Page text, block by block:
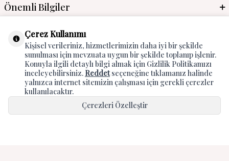
Önemli Bilgiler
Mayo İmalat & Toptan
Global Manufacturer
Adres & İletişim
Çerez Kullanımı
Kişisel verileriniz, hizmetlerimizin daha iyi bir şekilde
sunulması için mevzuata uygun bir şekilde toplanıp işlenir.
Konuyla ilgili detaylı bilgi almak için Gizlilik Politikamızı
inceleyebilirsiniz. Reddetseçeneğine tıklamanız halinde
yalnızca internet sitemizin çalışması için gerekli çerezler
kullanılacaktır.
Çerezleri Özelleştir